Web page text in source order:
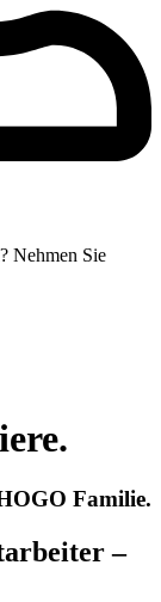
Nehmen Sie
Familie.
–